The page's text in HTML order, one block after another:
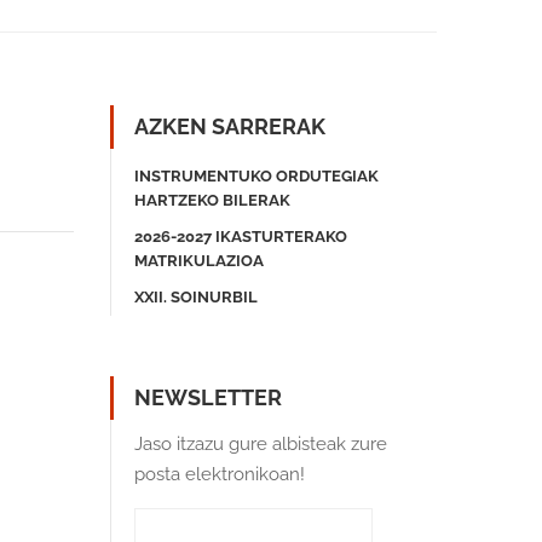
AZKEN SARRERAK
INSTRUMENTUKO ORDUTEGIAK
HARTZEKO BILERAK
2026-2027 IKASTURTERAKO
MATRIKULAZIOA
XXII. SOINURBIL
NEWSLETTER
Jaso itzazu gure albisteak zure
posta elektronikoan!